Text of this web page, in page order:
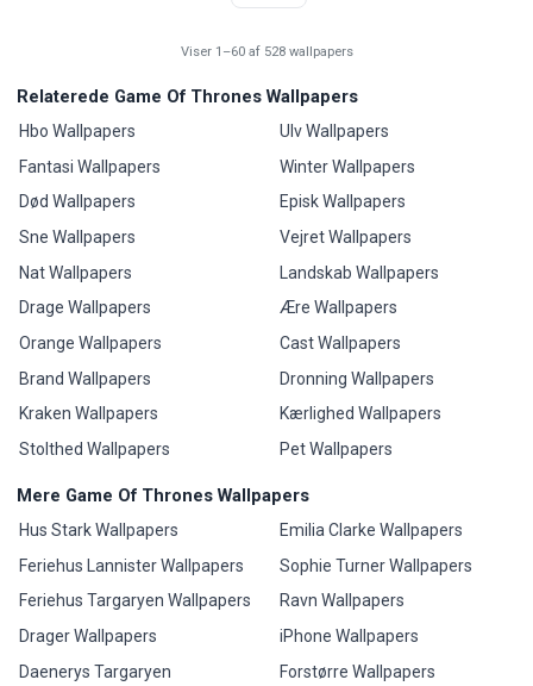
Viser 1–60 af 528 wallpapers
Relaterede Game Of Thrones Wallpapers
Hbo Wallpapers
Fantasi Wallpapers
Død Wallpapers
Sne Wallpapers
Nat Wallpapers
Drage Wallpapers
Orange Wallpapers
Brand Wallpapers
Kraken Wallpapers
Stolthed Wallpapers
Ulv Wallpapers
Winter Wallpapers
Episk Wallpapers
Vejret Wallpapers
Landskab Wallpapers
Ære Wallpapers
Cast Wallpapers
Dronning Wallpapers
Kærlighed Wallpapers
Pet Wallpapers
Mere Game Of Thrones Wallpapers
Hus Stark Wallpapers
Feriehus Lannister Wallpapers
Feriehus Targaryen Wallpapers
Drager Wallpapers
Daenerys Targaryen
Emilia Clarke Wallpapers
Sophie Turner Wallpapers
Ravn Wallpapers
iPhone Wallpapers
Forstørre Wallpapers